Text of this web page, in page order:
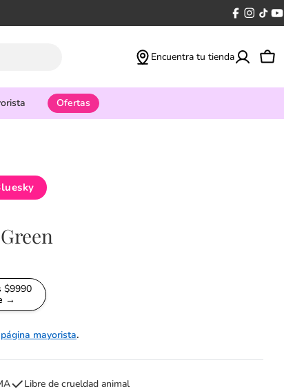
Facebook
Encuentra tu tienda
Ofertas
Abrir medios 2
$9990
→
página mayorista.
Libre de crueldad animal